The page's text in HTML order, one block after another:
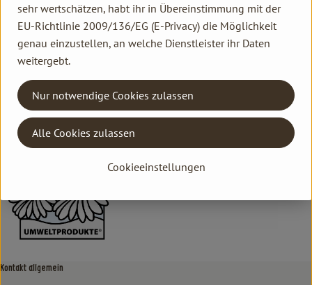
Herkunft
Hersteller: ARI
Aries
Kontakt allgemein
sehr wertschätzen, habt ihr in Übereinstimmung mit der
EU-Richtlinie 2009/136/EG (E-Privacy) die Möglichkeit
genau einzustellen, an welche Dienstleister ihr Daten
weitergebt.
Cookieeinstellungen
Nur notwendige Cookies zulassen
Alle Cookies zulassen